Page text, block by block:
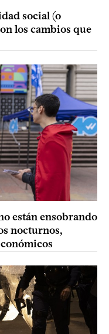
social (o
los cambios que
están ensobrando
nocturnos,